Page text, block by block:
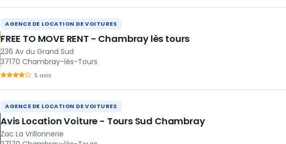
AGENCE DE LOCATION DE VOITURES
FREE TO MOVE RENT - Chambray lès tours
236 Av du Grand Sud
37170 Chambray-lès-Tours
5 avis
AGENCE DE LOCATION DE VOITURES
Avis Location Voiture - Tours Sud Chambray
Zac La Vrillonnerie